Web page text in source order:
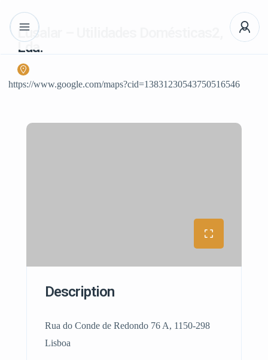
Lusalar – Utilidades Domésticas2,
Lda.
https://www.google.com/maps?cid=13831230543750516546
Description
Rua do Conde de Redondo 76 A, 1150-298
Lisboa